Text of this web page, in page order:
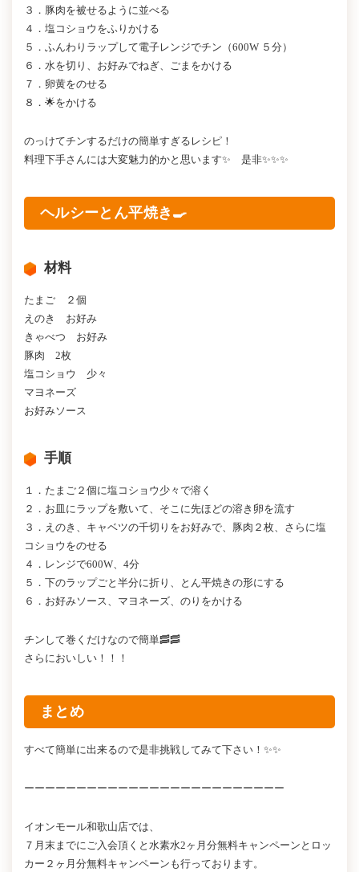
３．豚肉を被せるように並べる
４．塩コショウをふりかける
５．ふんわりラップして電子レンジでチン（600W ５分）
６．水を切り、お好みでねぎ、ごまをかける
７．卵黄をのせる
８．🌟をかける
のっけてチンするだけの簡単すぎるレシピ！
料理下手さんには大変魅力的かと思います✨ 是非✨✨✨
ヘルシーとん平焼き🍳
材料
たまご ２個
えのき お好み
きゃべつ お好み
豚肉 2枚
塩コショウ 少々
マヨネーズ
お好みソース
手順
１．たまご２個に塩コショウ少々で溶く
２．お皿にラップを敷いて、そこに先ほどの溶き卵を流す
３．えのき、キャベツの千切りをお好みで、豚肉２枚、さらに塩
コショウをのせる
４．レンジで600W、4分
５．下のラップごと半分に折り、とん平焼きの形にする
６．お好みソース、マヨネーズ、のりをかける
チンして巻くだけなので簡単🥓🥓
さらにおいしい！！！
まとめ
すべて簡単に出来るので是非挑戦してみて下さい！✨✨
ーーーーーーーーーーーーーーーーーーーーーーーーー
イオンモール和歌山店では、
７月末までにご入会頂くと水素水2ヶ月分無料キャンペーンとロッ
カー２ヶ月分無料キャンペーンも行っております。